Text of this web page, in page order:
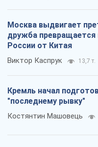
Москва выдвигает
дружба превращается
России от Китая
Виктор Каспрук 13,7 т.
Кремль начал
"последнему рывку"
Костянтин Машовець